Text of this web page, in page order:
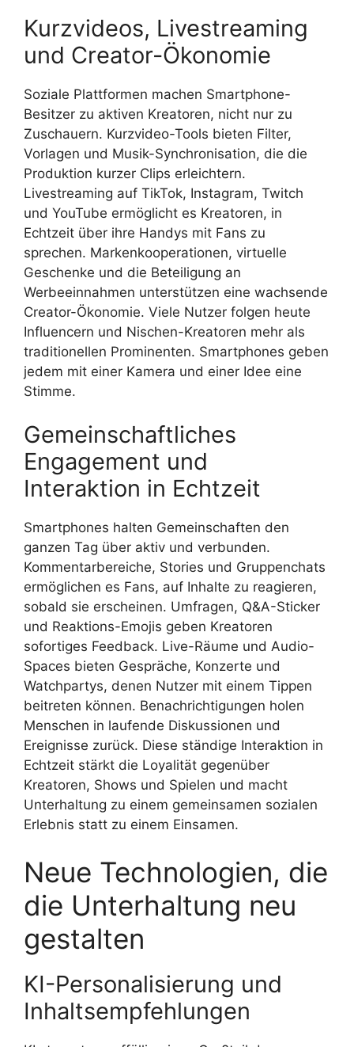
Kurzvideos, Livestreaming
und Creator-Ökonomie
Soziale Plattformen machen Smartphone-
Besitzer zu aktiven Kreatoren, nicht nur zu
Zuschauern. Kurzvideo-Tools bieten Filter,
Vorlagen und Musik-Synchronisation, die die
Produktion kurzer Clips erleichtern.
Livestreaming auf TikTok, Instagram, Twitch
und YouTube ermöglicht es Kreatoren, in
Echtzeit über ihre Handys mit Fans zu
sprechen. Markenkooperationen, virtuelle
Geschenke und die Beteiligung an
Werbeeinnahmen unterstützen eine wachsende
Creator-Ökonomie. Viele Nutzer folgen heute
Influencern und Nischen-Kreatoren mehr als
traditionellen Prominenten. Smartphones geben
jedem mit einer Kamera und einer Idee eine
Stimme.
Gemeinschaftliches
Engagement und
Interaktion in Echtzeit
Smartphones halten Gemeinschaften den
ganzen Tag über aktiv und verbunden.
Kommentarbereiche, Stories und Gruppenchats
ermöglichen es Fans, auf Inhalte zu reagieren,
sobald sie erscheinen. Umfragen, Q&A-Sticker
und Reaktions-Emojis geben Kreatoren
sofortiges Feedback. Live-Räume und Audio-
Spaces bieten Gespräche, Konzerte und
Watchpartys, denen Nutzer mit einem Tippen
beitreten können. Benachrichtigungen holen
Menschen in laufende Diskussionen und
Ereignisse zurück. Diese ständige Interaktion in
Echtzeit stärkt die Loyalität gegenüber
Kreatoren, Shows und Spielen und macht
Unterhaltung zu einem gemeinsamen sozialen
Erlebnis statt zu einem Einsamen.
Neue Technologien, die
die Unterhaltung neu
gestalten
KI-Personalisierung und
Inhalts­empfehlungen